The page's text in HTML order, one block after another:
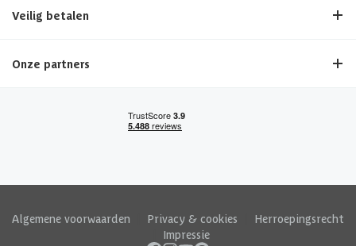
Veilig betalen
Onze partners
Algemene voorwaarden Privacy & cookies
Herroepingsrecht
Impressie